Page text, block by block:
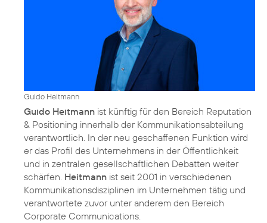
Guido Heitmann
Guido Heitmann ist künftig für den Bereich Reputation
& Positioning innerhalb der Kommunikationsabteilung
verantwortlich. In der neu geschaffenen Funktion wird
er das Profil des Unternehmens in der Öffentlichkeit
und in zentralen gesellschaftlichen Debatten weiter
schärfen. Heitmann ist seit 2001 in verschiedenen
Kommunikationsdisziplinen im Unternehmen tätig und
verantwortete zuvor unter anderem den Bereich
Corporate Communications.